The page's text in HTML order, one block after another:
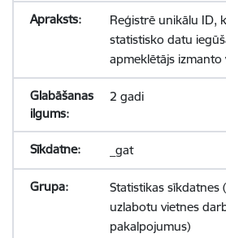
Reģistrē unikālu ID,
statistisko datu
apmeklētājs izmanto
2 gadi
_gat
Statistikas sīkdatnes
uzlabotu vietnes
pakalpojumus)